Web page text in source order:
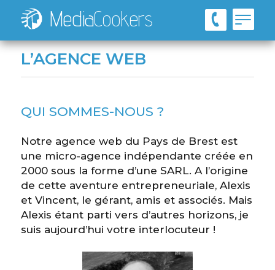
MediaCookers
L’AGENCE WEB
QUI SOMMES-NOUS ?
Notre agence web du Pays de Brest est
une micro-agence indépendante créée en
2000 sous la forme d’une SARL. A l’origine
de cette aventure entrepreneuriale, Alexis
et Vincent, le gérant, amis et associés. Mais
Alexis étant parti vers d’autres horizons, je
suis aujourd’hui votre interlocuteur !